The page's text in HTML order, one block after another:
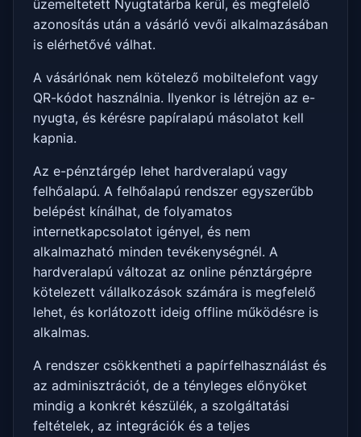
üzemeltetett Nyugtatárba kerül, és megfelelő
azonosítás után a vásárló vevői alkalmazásában
is elérhetővé válhat.
A vásárlónak nem kötelező mobiltelefont vagy
QR-kódot használnia. Ilyenkor is létrejön az e-
nyugta, és kérésre papíralapú másolatot kell
kapnia.
Az e-pénztárgép lehet hardveralapú vagy
felhőalapú. A felhőalapú rendszer egyszerűbb
belépést kínálhat, de folyamatos
internetkapcsolatot igényel, és nem
alkalmazható minden tevékenységnél. A
hardveralapú változat az online pénztárgépre
kötelezett vállalkozások számára is megfelelő
lehet, és korlátozott ideig offline működésre is
alkalmas.
A rendszer csökkentheti a papírfelhasználást és
az adminisztrációt, de a tényleges előnyöket
mindig a konkrét készülék, a szolgáltatási
feltételek, az integrációk és a teljes